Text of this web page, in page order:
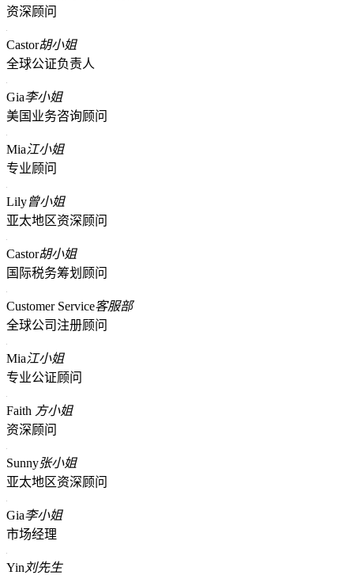
资深顾问
Castor胡小姐
全球公证负责人
Gia李小姐
美国业务咨询顾问
Mia江小姐
专业顾问
Lily曾小姐
亚太地区资深顾问
Castor胡小姐
国际税务筹划顾问
Customer Service客服部
全球公司注册顾问
Mia江小姐
专业公证顾问
Faith 方小姐
资深顾问
Sunny张小姐
亚太地区资深顾问
Gia李小姐
市场经理
Yin 刘先生